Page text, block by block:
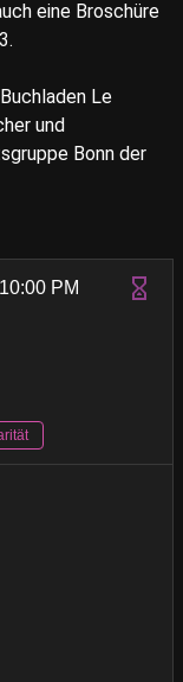
eine Broschüre
Le
und
Bonn der
PM